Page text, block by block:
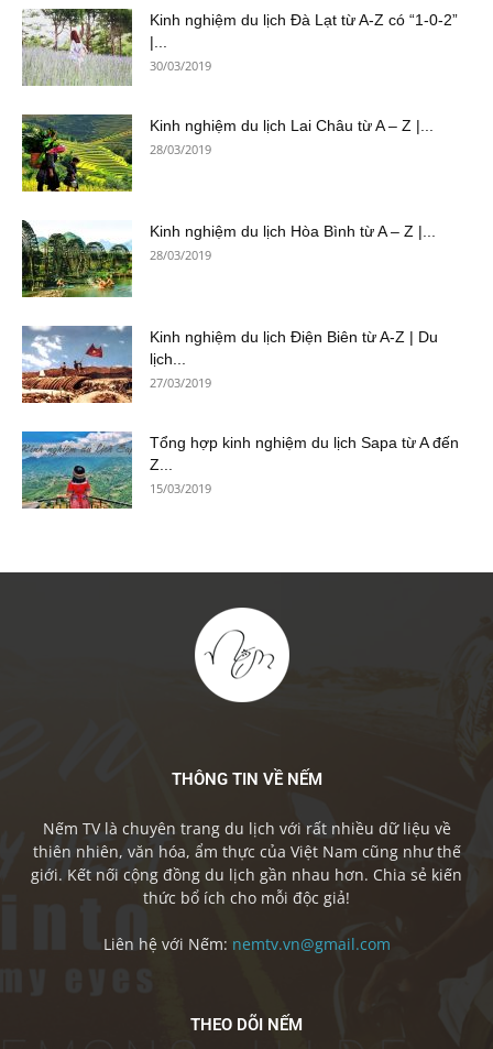
Kinh nghiệm du lịch Đà Lạt từ A-Z có “1-0-2”
|...
30/03/2019
Kinh nghiệm du lịch Lai Châu từ A – Z |...
28/03/2019
Kinh nghiệm du lịch Hòa Bình từ A – Z |...
28/03/2019
Kinh nghiệm du lịch Điện Biên từ A-Z | Du
lịch...
27/03/2019
Tổng hợp kinh nghiệm du lịch Sapa từ A đến
Z...
15/03/2019
THÔNG TIN VỀ NẾM
Nếm TV là chuyên trang du lịch với rất nhiều dữ liệu về
thiên nhiên, văn hóa, ẩm thực của Việt Nam cũng như thế
giới. Kết nối cộng đồng du lịch gần nhau hơn. Chia sẻ kiến
thức bổ ích cho mỗi độc giả!
Liên hệ với Nếm: nemtv.vn@gmail.com
THEO DÕI NẾM